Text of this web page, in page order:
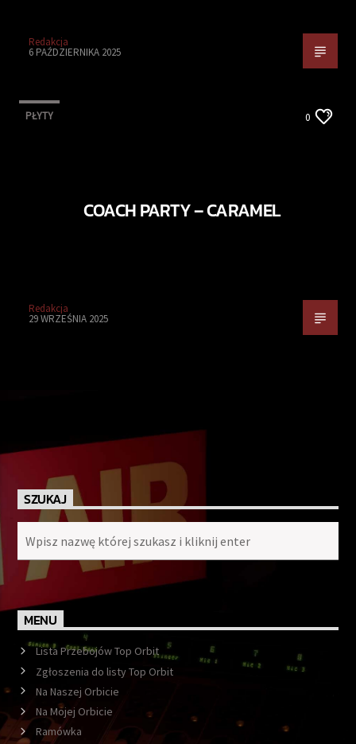
Redakcja
6 PAŹDZIERNIKA 2025
PŁYTY 0
COACH PARTY – CARAMEL
Redakcja
29 WRZEŚNIA 2025
SZUKAJ
MENU
Lista Przebojów Top Orbit
Zgłoszenia do listy Top Orbit
Na Naszej Orbicie
Na Mojej Orbicie
Ramówka